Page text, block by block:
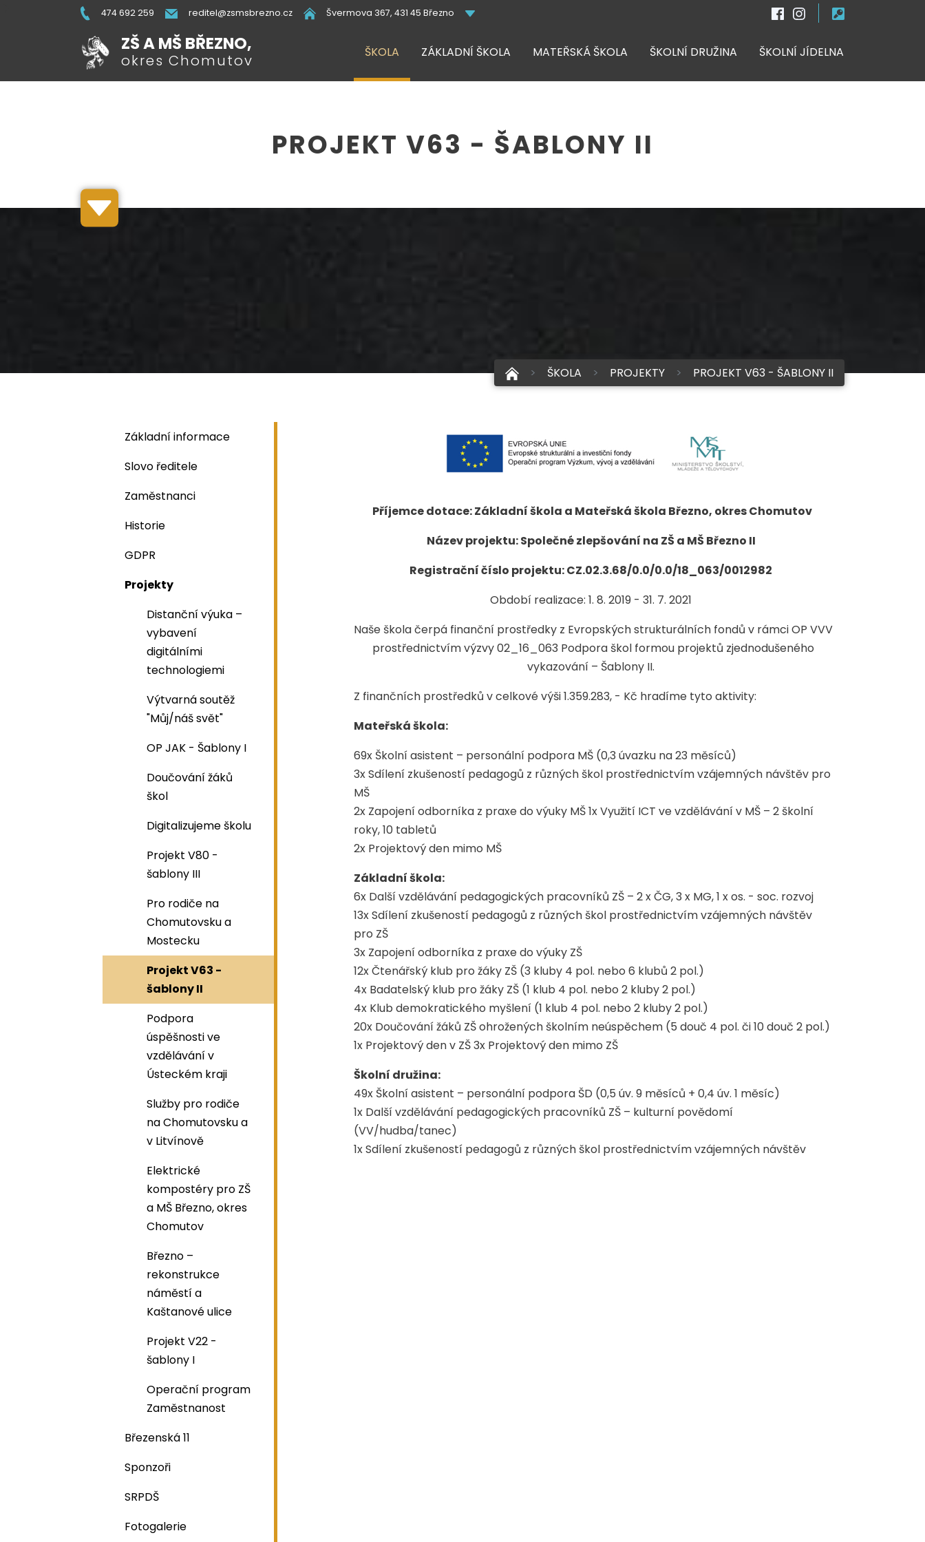
474 692 259 reditel@zsmsbrezno.cz Švermova 367, 431 45 Březno
ZŠ A MŠ BŘEZNO,
okres Chomutov ŠKOLA ZÁKLADNÍ ŠKOLA MATEŘSKÁ ŠKOLA ŠKOLNÍ DRUŽINA ŠKOLNÍ JÍDELNA
PROJEKT V63 - ŠABLONY II
ŠKOLA PROJEKTY PROJEKT V63 - ŠABLONY II
Příjemce dotace: Základní škola a Mateřská škola Březno, okres Chomutov
Název projektu: Společné zlepšování na ZŠ a MŠ Březno II
Registrační číslo projektu: CZ.02.3.68/0.0/0.0/18_063/0012982
Období realizace: 1. 8. 2019 - 31. 7. 2021
Naše škola čerpá finanční prostředky z Evropských strukturálních fondů v rámci OP VVV
prostřednictvím výzvy 02_16_063 Podpora škol formou projektů zjednodušeného
vykazování – Šablony II.
Z finančních prostředků v celkové výši 1.359.283, - Kč hradíme tyto aktivity:
Mateřská škola:
69x Školní asistent – personální podpora MŠ (0,3 úvazku na 23 měsíců)
3x Sdílení zkušeností pedagogů z různých škol prostřednictvím vzájemných návštěv pro
MŠ
2x Zapojení odborníka z praxe do výuky MŠ 1x Využití ICT ve vzdělávání v MŠ – 2 školní
roky, 10 tabletů
2x Projektový den mimo MŠ
Základní škola:
6x Další vzdělávání pedagogických pracovníků ZŠ – 2 x ČG, 3 x MG, 1 x os. - soc. rozvoj
13x Sdílení zkušeností pedagogů z různých škol prostřednictvím vzájemných návštěv
pro ZŠ
3x Zapojení odborníka z praxe do výuky ZŠ
12x Čtenářský klub pro žáky ZŠ (3 kluby 4 pol. nebo 6 klubů 2 pol.)
4x Badatelský klub pro žáky ZŠ (1 klub 4 pol. nebo 2 kluby 2 pol.)
4x Klub demokratického myšlení (1 klub 4 pol. nebo 2 kluby 2 pol.)
20x Doučování žáků ZŠ ohrožených školním neúspěchem (5 douč 4 pol. či 10 douč 2 pol.)
1x Projektový den v ZŠ 3x Projektový den mimo ZŠ
Školní družina:
49x Školní asistent – personální podpora ŠD (0,5 úv. 9 měsíců + 0,4 úv. 1 měsíc)
1x Další vzdělávání pedagogických pracovníků ZŠ – kulturní povědomí
(VV/hudba/tanec)
1x Sdílení zkušeností pedagogů z různých škol prostřednictvím vzájemných návštěv
Základní informace
Slovo ředitele
Zaměstnanci
Historie
GDPR
Projekty
Distanční výuka –
vybavení
digitálními
technologiemi
Výtvarná soutěž
"Můj/náš svět"
OP JAK - Šablony I
Doučování žáků
škol
Digitalizujeme školu
Projekt V80 -
šablony III
Pro rodiče na
Chomutovsku a
Mostecku
Projekt V63 -
šablony II
Podpora
úspěšnosti ve
vzdělávání v
Ústeckém kraji
Služby pro rodiče
na Chomutovsku a
v Litvínově
Elektrické
kompostéry pro ZŠ
a MŠ Březno, okres
Chomutov
Březno –
rekonstrukce
náměstí a
Kaštanové ulice
Projekt V22 -
šablony I
Operační program
Zaměstnanost
Březenská 11
Sponzoři
SRPDŠ
Fotogalerie